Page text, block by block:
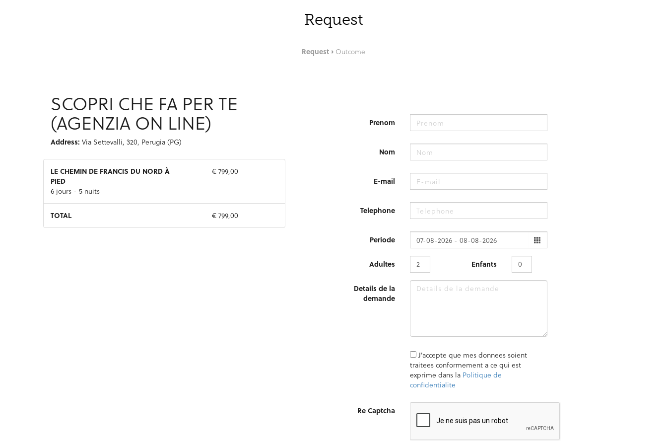
Request
Request Outcome
SCOPRI CHE FA PER TE
(AGENZIA ON LINE)
Address: Via Settevalli, 320, Perugia (PG)
LE CHEMIN DE FRANCIS DU NORD À
PIED
6 jours - 5 nuits
€ 799,00
TOTAL € 799,00
Prenom
Nom
E-mail
Telephone
Periode
Adultes Enfants
Details de la
demande
J'accepte que mes donnees soient
traitees conformement a ce qui est
exprime dans la Politique de
confidentialite
Re Captcha